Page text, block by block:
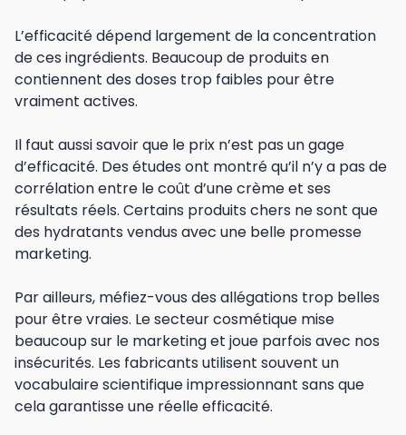
L’efficacité dépend largement de la concentration
de ces ingrédients. Beaucoup de produits en
contiennent des doses trop faibles pour être
vraiment actives.
Il faut aussi savoir que le prix n’est pas un gage
d’efficacité. Des études ont montré qu’il n’y a pas de
corrélation entre le coût d’une crème et ses
résultats réels. Certains produits chers ne sont que
des hydratants vendus avec une belle promesse
marketing.
Par ailleurs, méfiez-vous des allégations trop belles
pour être vraies. Le secteur cosmétique mise
beaucoup sur le marketing et joue parfois avec nos
insécurités. Les fabricants utilisent souvent un
vocabulaire scientifique impressionnant sans que
cela garantisse une réelle efficacité.